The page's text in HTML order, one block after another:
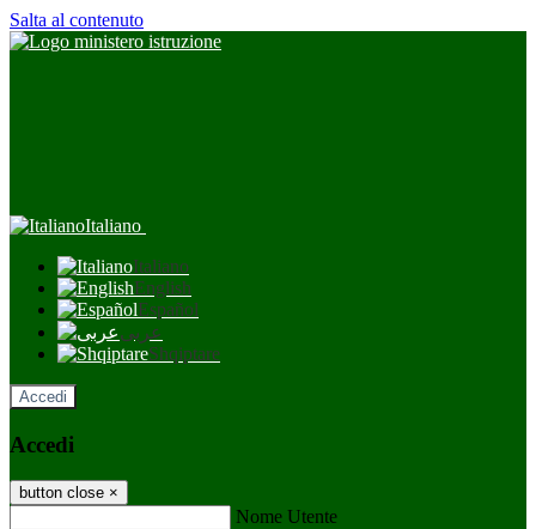
Salta al contenuto
Italiano
Italiano
English
Español
عربى
Shqiptare
Accedi
Accedi
button close ×
Nome Utente